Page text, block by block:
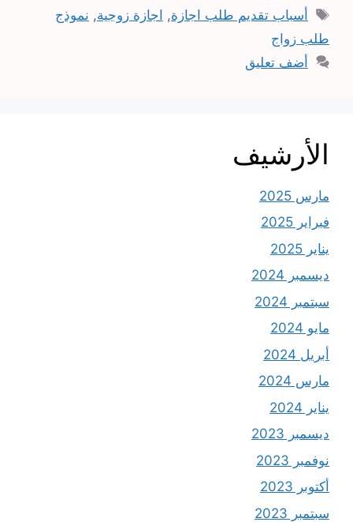
الوسوم
أسباب تقديم طلب اجازة, اجازة زوجية, نموذج
طلب زواج
أضف تعليق
الأرشيف
مارس 2025
فبراير 2025
يناير 2025
ديسمبر 2024
سبتمبر 2024
مايو 2024
أبريل 2024
مارس 2024
يناير 2024
ديسمبر 2023
نوفمبر 2023
أكتوبر 2023
سبتمبر 2023